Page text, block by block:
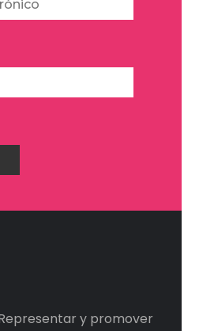
y promover